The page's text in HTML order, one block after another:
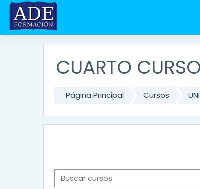
Salta al contenido principal
CUARTO
Página Principal Cursos
Buscar cursos